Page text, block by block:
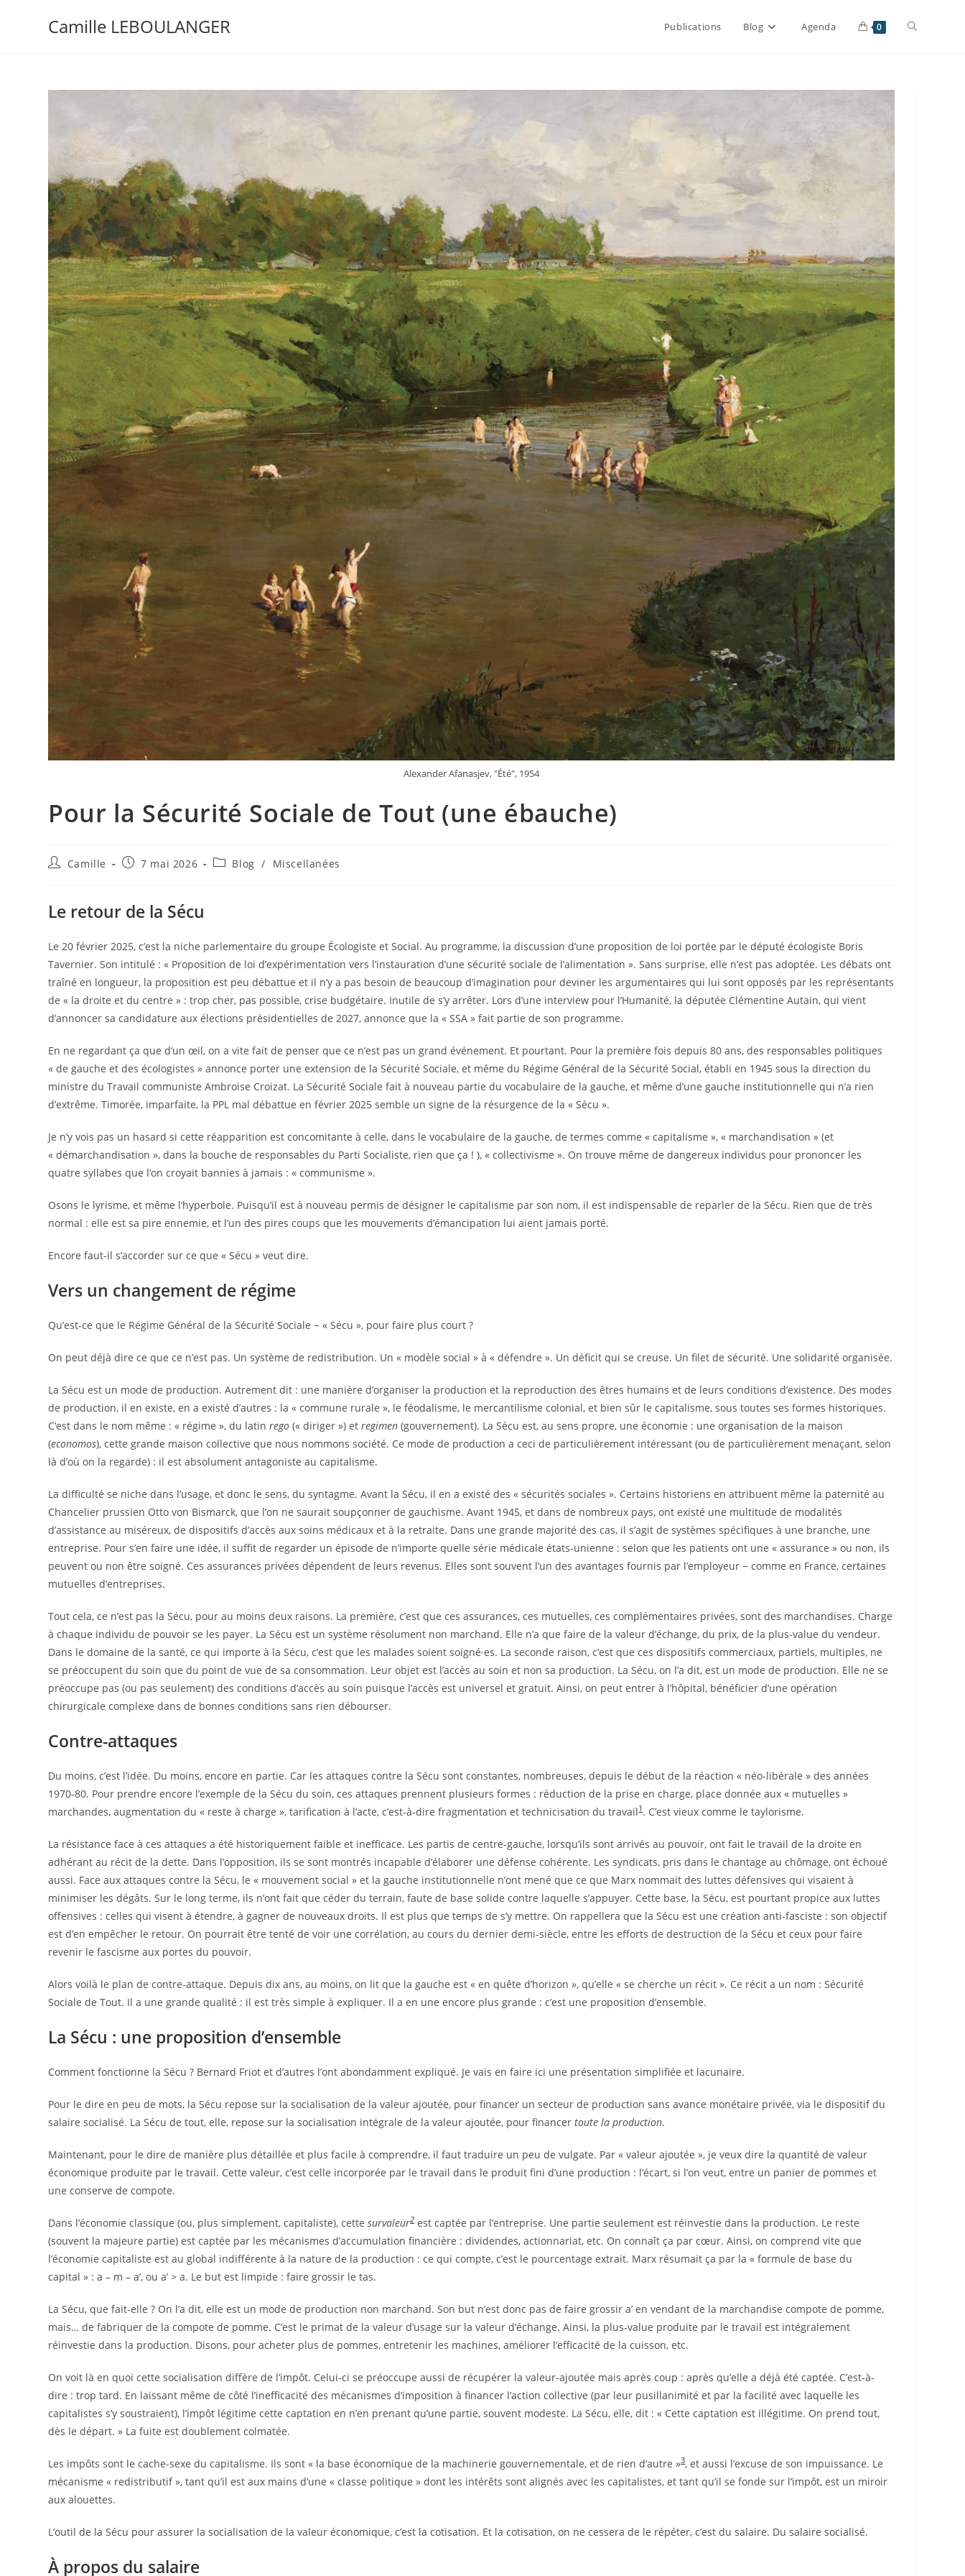
Camille LEBOULANGER Publications Blog Agenda 0
Alexander Afanasjev, "Été", 1954
Pour la Sécurité Sociale de Tout (une ébauche)
Camille 7 mai 2026 Blog / Miscellanées
Le retour de la Sécu
Le 20 février 2025, c’est la niche parlementaire du groupe Écologiste et Social. Au programme, la discussion d’une proposition de loi portée par le député écologiste Boris
Tavernier. Son intitulé : « Proposition de loi d’expérimentation vers l’instauration d’une sécurité sociale de l’alimentation ». Sans surprise, elle n’est pas adoptée. Les débats ont
traîné en longueur, la proposition est peu débattue et il n’y a pas besoin de beaucoup d’imagination pour deviner les argumentaires qui lui sont opposés par les représentants
de « la droite et du centre » : trop cher, pas possible, crise budgétaire. Inutile de s’y arrêter. Lors d’une interview pour l’Humanité, la députée Clémentine Autain, qui vient
d’annoncer sa candidature aux élections présidentielles de 2027, annonce que la « SSA » fait partie de son programme.
En ne regardant ça que d’un œil, on a vite fait de penser que ce n’est pas un grand événement. Et pourtant. Pour la première fois depuis 80 ans, des responsables politiques
« de gauche et des écologistes » annonce porter une extension de la Sécurité Sociale, et même du Régime Général de la Sécurité Social, établi en 1945 sous la direction du
ministre du Travail communiste Ambroise Croizat. La Sécurité Sociale fait à nouveau partie du vocabulaire de la gauche, et même d’une gauche institutionnelle qui n’a rien
d’extrême. Timorée, imparfaite, la PPL mal débattue en février 2025 semble un signe de la résurgence de la « Sécu ».
Je n’y vois pas un hasard si cette réapparition est concomitante à celle, dans le vocabulaire de la gauche, de termes comme « capitalisme », « marchandisation » (et
« démarchandisation », dans la bouche de responsables du Parti Socialiste, rien que ça ! ), « collectivisme ». On trouve même de dangereux individus pour prononcer les
quatre syllabes que l’on croyait bannies à jamais : « communisme ».
Osons le lyrisme, et même l’hyperbole. Puisqu’il est à nouveau permis de désigner le capitalisme par son nom, il est indispensable de reparler de la Sécu. Rien que de très
normal : elle est sa pire ennemie, et l’un des pires coups que les mouvements d’émancipation lui aient jamais porté.
Encore faut-il s’accorder sur ce que « Sécu » veut dire.
Vers un changement de régime
Qu’est-ce que le Régime Général de la Sécurité Sociale − « Sécu », pour faire plus court ?
On peut déjà dire ce que ce n’est pas. Un système de redistribution. Un « modèle social » à « défendre ». Un déficit qui se creuse. Un filet de sécurité. Une solidarité organisée.
La Sécu est un mode de production. Autrement dit : une manière d’organiser la production et la reproduction des êtres humains et de leurs conditions d’existence. Des modes
de production, il en existe, en a existé d’autres : la « commune rurale », le féodalisme, le mercantilisme colonial, et bien sûr le capitalisme, sous toutes ses formes historiques.
C’est dans le nom même : « régime », du latinrego (« diriger ») etregimen (gouvernement). La Sécu est, au sens propre, une économie : une organisation de la maison
(economos), cette grande maison collective que nous nommons société. Ce mode de production a ceci de particulièrement intéressant (ou de particulièrement menaçant, selon
là d’où on la regarde) : il est absolument antagoniste au capitalisme.
La difficulté se niche dans l’usage, et donc le sens, du syntagme. Avant la Sécu, il en a existé des « sécurités sociales ». Certains historiens en attribuent même la paternité au
Chancelier prussien Otto von Bismarck, que l’on ne saurait soupçonner de gauchisme. Avant 1945, et dans de nombreux pays, ont existé une multitude de modalités
d’assistance au miséreux, de dispositifs d’accès aux soins médicaux et à la retraite. Dans une grande majorité des cas, il s’agit de systèmes spécifiques à une branche, une
entreprise. Pour s’en faire une idée, il suffit de regarder un épisode de n’importe quelle série médicale états-unienne : selon que les patients ont une « assurance » ou non, ils
peuvent ou non être soigné. Ces assurances privées dépendent de leurs revenus. Elles sont souvent l’un des avantages fournis par l’employeur − comme en France, certaines
mutuelles d’entreprises.
Tout cela, ce n’est pas la Sécu, pour au moins deux raisons. La première, c’est que ces assurances, ces mutuelles, ces complémentaires privées, sont des marchandises. Charge
à chaque individu de pouvoir se les payer. La Sécu est un système résolument non marchand. Elle n’a que faire de la valeur d’échange, du prix, de la plus-value du vendeur.
Dans le domaine de la santé, ce qui importe à la Sécu, c’est que les malades soient soigné·es. La seconde raison, c’est que ces dispositifs commerciaux, partiels, multiples, ne
se préoccupent du soin que du point de vue de sa consommation. Leur objet est l’accès au soin et non sa production. La Sécu, on l’a dit, est un mode de production. Elle ne se
préoccupe pas (ou pas seulement) des conditions d’accès au soin puisque l’accès est universel et gratuit. Ainsi, on peut entrer à l’hôpital, bénéficier d’une opération
chirurgicale complexe dans de bonnes conditions sans rien débourser.
Contre-attaques
Du moins, c’est l’idée. Du moins, encore en partie. Car les attaques contre la Sécu sont constantes, nombreuses, depuis le début de la réaction « néo-libérale » des années
1970-80. Pour prendre encore l’exemple de la Sécu du soin, ces attaques prennent plusieurs formes : réduction de la prise en charge, place donnée aux « mutuelles »
marchandes, augmentation du « reste à charge », tarification à l’acte, c’est-à-dire fragmentation et technicisation du travail1. C’est vieux comme le taylorisme.
La résistance face à ces attaques a été historiquement faible et inefficace. Les partis de centre-gauche, lorsqu’ils sont arrivés au pouvoir, ont fait le travail de la droite en
adhérant au récit de la dette. Dans l’opposition, ils se sont montrés incapable d’élaborer une défense cohérente. Les syndicats, pris dans le chantage au chômage, ont échoué
aussi. Face aux attaques contre la Sécu, le « mouvement social » et la gauche institutionnelle n’ont mené que ce que Marx nommait des luttes défensives qui visaient à
minimiser les dégâts. Sur le long terme, ils n’ont fait que céder du terrain, faute de base solide contre laquelle s’appuyer. Cette base, la Sécu, est pourtant propice aux luttes
offensives : celles qui visent à étendre, à gagner de nouveaux droits. Il est plus que temps de s’y mettre. On rappellera que la Sécu est une création anti-fasciste : son objectif
est d’en empêcher le retour. On pourrait être tenté de voir une corrélation, au cours du dernier demi-siècle, entre les efforts de destruction de la Sécu et ceux pour faire
revenir le fascisme aux portes du pouvoir.
Alors voilà le plan de contre-attaque. Depuis dix ans, au moins, on lit que la gauche est « en quête d’horizon », qu’elle « se cherche un récit ». Ce récit a un nom : Sécurité
Sociale de Tout. Il a une grande qualité : il est très simple à expliquer. Il a en une encore plus grande : c’est une proposition d’ensemble.
La Sécu : une proposition d’ensemble
Comment fonctionne la Sécu ? Bernard Friot et d’autres l’ont abondamment expliqué. Je vais en faire ici une présentation simplifiée et lacunaire.
Pour le dire en peu de mots, la Sécu repose sur la socialisation de la valeur ajoutée, pour financer un secteur de production sans avance monétaire privée, via le dispositif du
salaire socialisé. La Sécu de tout, elle, repose sur la socialisation intégrale de la valeur ajoutée, pour financertoute la production.
Maintenant, pour le dire de manière plus détaillée et plus facile à comprendre, il faut traduire un peu de vulgate. Par « valeur ajoutée », je veux dire la quantité de valeur
économique produite par le travail. Cette valeur, c’est celle incorporée par le travail dans le produit fini d’une production : l’écart, si l’on veut, entre un panier de pommes et
une conserve de compote.
Dans l’économie classique (ou, plus simplement, capitaliste), cettesurvaleur2est captée par l’entreprise. Une partie seulement est réinvestie dans la production. Le reste
(souvent la majeure partie) est captée par les mécanismes d’accumulation financière : dividendes, actionnariat, etc. On connaît ça par cœur. Ainsi, on comprend vite que
l’économie capitaliste est au global indifférente à la nature de la production : ce qui compte, c’est le pourcentage extrait. Marx résumait ça par la « formule de base du
capital » : a – m – a’, ou a’ > a. Le but est limpide : faire grossir le tas.
La Sécu, que fait-elle ? On l’a dit, elle est un mode de production non marchand. Son but n’est donc pas de faire grossir a’ en vendant de la marchandise compote de pomme,
mais… de fabriquer de la compote de pomme. C’est le primat de la valeur d’usage sur la valeur d’échange. Ainsi, la plus-value produite par le travail est intégralement
réinvestie dans la production. Disons, pour acheter plus de pommes, entretenir les machines, améliorer l’efficacité de la cuisson, etc.
On voit là en quoi cette socialisation diffère de l’impôt. Celui-ci se préoccupe aussi de récupérer la valeur-ajoutée mais après coup : après qu’elle a déjà été captée. C’est-à-
dire : trop tard. En laissant même de côté l’inefficacité des mécanismes d’imposition à financer l’action collective (par leur pusillanimité et par la facilité avec laquelle les
capitalistes s’y soustraient), l’impôt légitime cette captation en n’en prenant qu’une partie, souvent modeste. La Sécu, elle, dit : « Cette captation est illégitime. On prend tout,
dès le départ. » La fuite est doublement colmatée.
Les impôts sont le cache-sexe du capitalisme. Ils sont « la base économique de la machinerie gouvernementale, et de rien d’autre »3, et aussi l’excuse de son impuissance. Le
mécanisme « redistributif », tant qu’il est aux mains d’une « classe politique » dont les intérêts sont alignés avec les capitalistes, et tant qu’il se fonde sur l’impôt, est un miroir
aux alouettes.
L’outil de la Sécu pour assurer la socialisation de la valeur économique, c’est la cotisation. Et la cotisation, on ne cessera de le répéter, c’est du salaire. Du salaire socialisé.
À propos du salaire